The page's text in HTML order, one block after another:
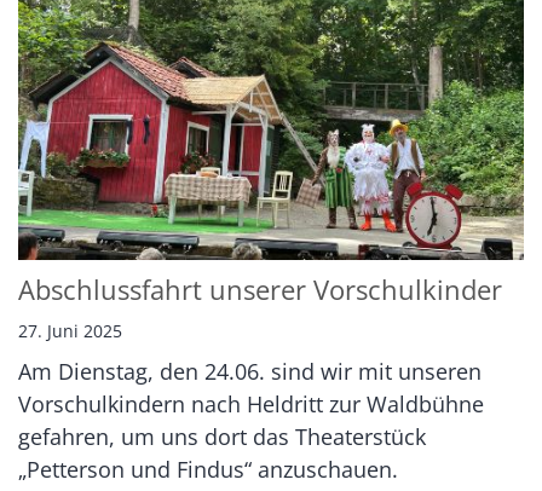
Abschlussfahrt unserer Vorschulkinder
27. Juni 2025
Am Dienstag, den 24.06. sind wir mit unseren
Vorschulkindern nach Heldritt zur Waldbühne
gefahren, um uns dort das Theaterstück
„Petterson und Findus“ anzuschauen.